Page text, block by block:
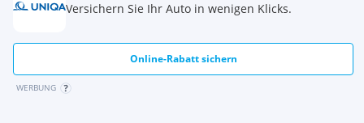
Versichern Sie Ihr Auto in wenigen Klicks.
Online-Rabatt sichern
WERBUNG